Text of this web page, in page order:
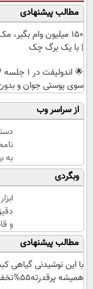
مطالب پیشنهادی
150 میلیون وام
| با یک برگ چک
🌟
سوی پوستی جوان و
از سراسر وب
به
تا
کنکور
وبگردی
ابزار
و
برای
مطالب پیشنهادی
با این نوشیدنی گیاهی
همیشه پرقدرته55%تخفیف